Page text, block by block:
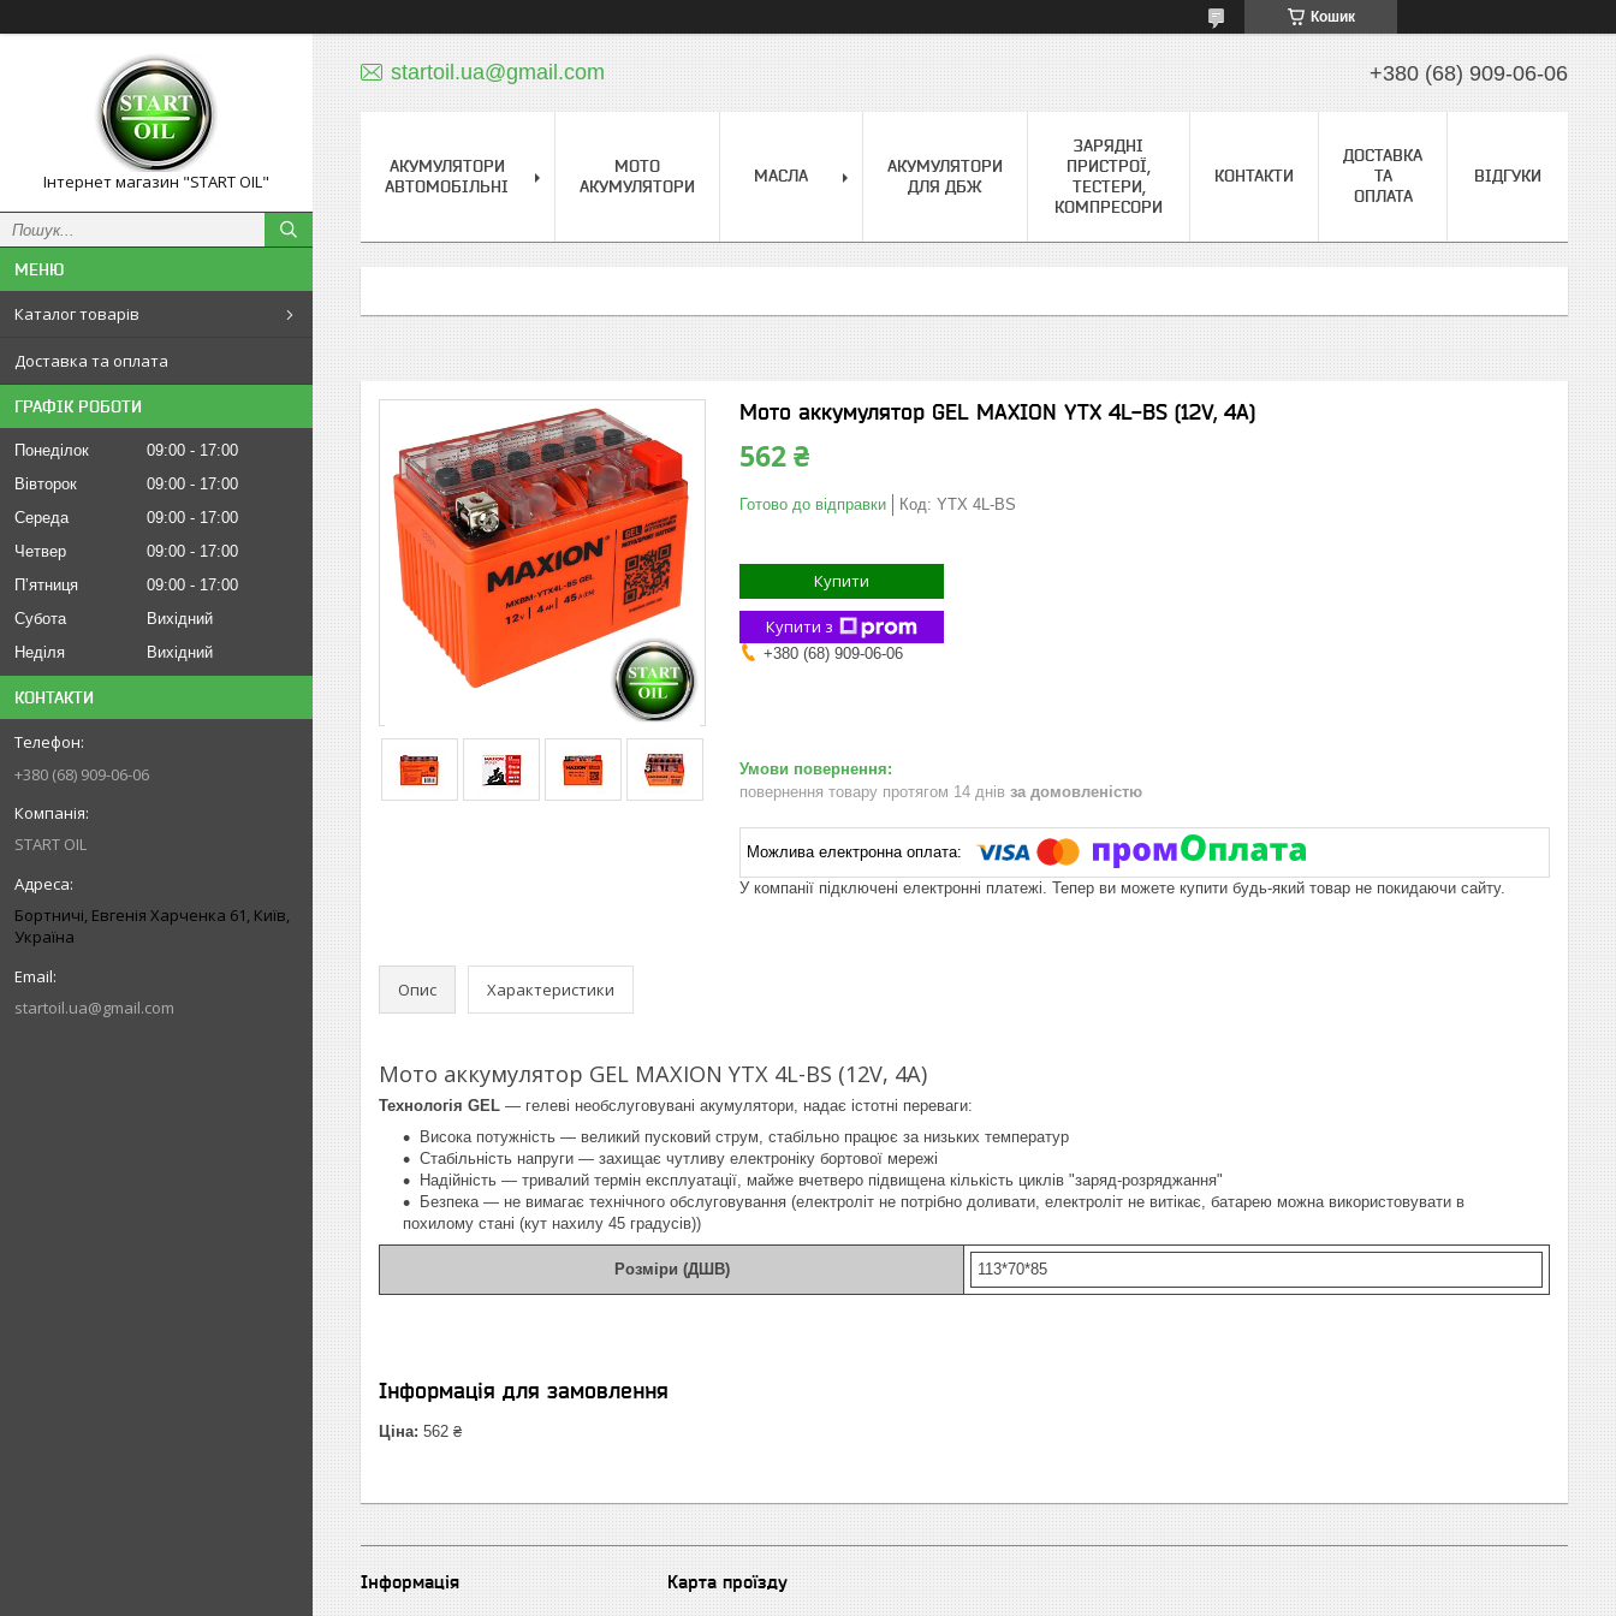
Кошик
Інтернет магазин "START OIL"
Каталог товарів
Доставка та оплата
ГРАФІК РОБОТИ
Понеділок 09:00
17:00
Вівторок
09:00
17:00
Середа
09:00
17:00
Четвер
09:00
17:00
Пʼятниця
09:00
17:00
Субота
Вихідний
Неділя
Вихідний
КОНТАКТИ
+380 (68) 909-06-06
START OIL
Бортничі, Евгенія Харченка 61, Київ,
Україна
startoil.ua@gmail.com
startoil.ua@gmail.com +380 (68) 909-06-06
АКУМУЛЯТОРИ
АВТОМОБІЛЬНІ
МОТО
АКУМУЛЯТОРИ
МАСЛА
АКУМУЛЯТОРИ
ДЛЯ ДБЖ
ЗАРЯДНІ
ПРИСТРОЇ,
ТЕСТЕРИ,
КОМПРЕСОРИ
КОНТАКТИ
ДОСТАВКА
ТА
ОПЛАТА
ВІДГУКИ
Мото аккумулятор GEL MAXION YTX 4L-BS (12V, 4A)
562 ₴
Готово до відправки Код: YTX 4L-BS
Купити
Купити з
+380 (68) 909-06-06
повернення товару протягом 14 днів за домовленістю
У компанії підключені електронні платежі. Тепер ви можете купити будь-який товар не покидаючи сайту.
Опис Характеристики
Мото аккумулятор GEL MAXION YTX 4L-BS (12V, 4A)
Технологія GEL — гелеві необслуговувані акумулятори, надає істотні переваги:
Висока потужність — великий пусковий струм, стабільно працює за низьких температур
Стабільність напруги — захищає чутливу електроніку бортової мережі
Надійність — тривалий термін експлуатації, майже вчетверо підвищена кількість циклів "заряд-розряджання"
Безпека — не вимагає технічного обслуговування (електроліт не потрібно доливати, електроліт не витікає, батарею можна використовувати в
похилому стані (кут нахилу 45 градусів))
Розміри (ДШВ) 113*70*85
Інформація для замовлення
Ціна: 562 ₴
Інформація Карта проїзду